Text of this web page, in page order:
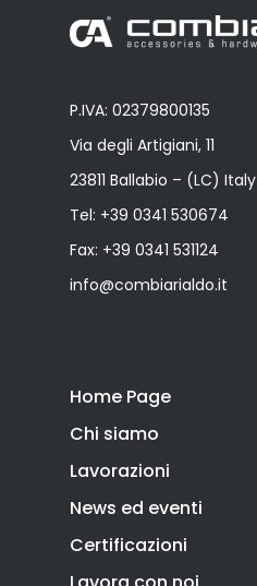
P.IVA: 02379800135
Via degli Artigiani, 11
23811 Ballabio – (LC) Italy
Tel: +39 0341 530674
Fax: +39 0341 531124
info@combiarialdo.it
Home Page
Chi siamo
Lavorazioni
News ed eventi
Certificazioni